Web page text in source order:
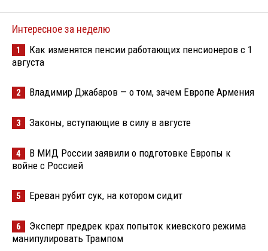
Интересное за неделю
1
Как изменятся пенсии работающих пенсионеров с 1
августа
2 Владимир Джабаров — о том, зачем Европе Армения
3 Законы, вступающие в силу в августе
4
В МИД России заявили о подготовке Европы к
войне с Россией
5 Ереван рубит сук, на котором сидит
6
Эксперт предрек крах попыток киевского режима
манипулировать Трампом